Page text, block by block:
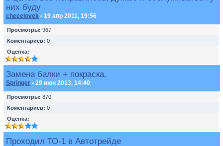
них буду
cheeelovek • 19 апр 2011, 19:56
Просмотры: 967
Коментариев: 0
Оценка:
Замена балки + покраска.
Springer • 29 июн 2013, 14:40
Просмотры: 870
Коментариев: 0
Оценка:
Проходил ТО-1 в Автотрейде